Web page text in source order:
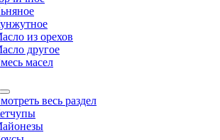
из орехов
другое
масел
весь раздел